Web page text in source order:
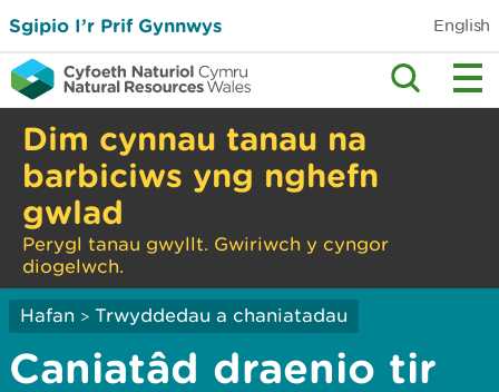
Sgipio I’r Prif Gynnwys English
Dim cynnau tanau na
barbiciws yng nghefn
gwlad
Perygl tanau gwyllt. Gwiriwch y cyngor
diogelwch.
Hafan > Trwyddedau a chaniatadau
Caniatâd draenio tir